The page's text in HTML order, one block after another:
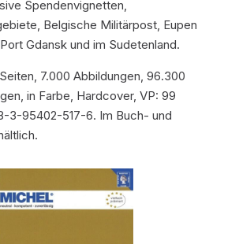
Spendenvignetten,
Belgische Militärpost, Eupen
Gdansk und im Sudetenland.
7.000 Abbildungen, 96.300
in Farbe, Hardcover, VP: 99
3-95402-517-6. Im Buch- und